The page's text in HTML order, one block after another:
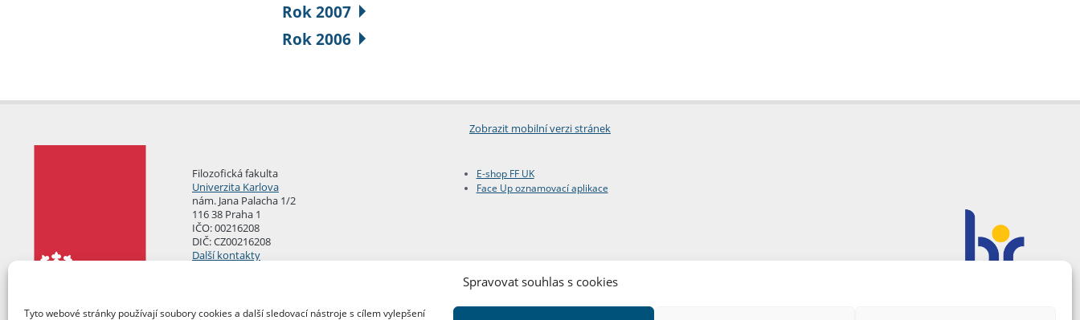
Spravovat souhlas s cookies
Tyto webové stránky používají soubory cookies a další sledovací nástroje s cílem vylepšení
Rok 2007
Rok 2006
Zobrazit mobilní verzi stránek
Filozofická fakulta
Univerzita Karlova
nám. Jana Palacha 1/2
116 38 Praha 1
IČO: 00216208
DIČ: CZ00216208
Další kontakty
E-shop FF UK
Face Up oznamovací aplikace